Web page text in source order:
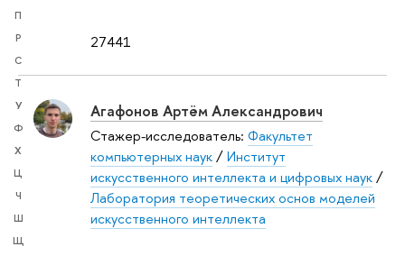
П
Р
С
Т
У
Ф
Х
Ц
Ч
Ш
Щ
27441
Агафонов Артём Александрович
Стажер-исследователь: Факультет
компьютерных наук/Институт
искусственного интеллекта и цифровых наук/
Лаборатория теоретических основ моделей
искусственного интеллекта